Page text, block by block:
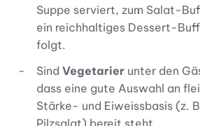
Suppe serviert, zum Salat-
ein reichhaltiges Dessert-
folgt.
Sind Vegetarier unter den
dass eine gute Auswahl an
Stärke- und Eiweissbasis (z.
Pilzsalat) bereit steht.